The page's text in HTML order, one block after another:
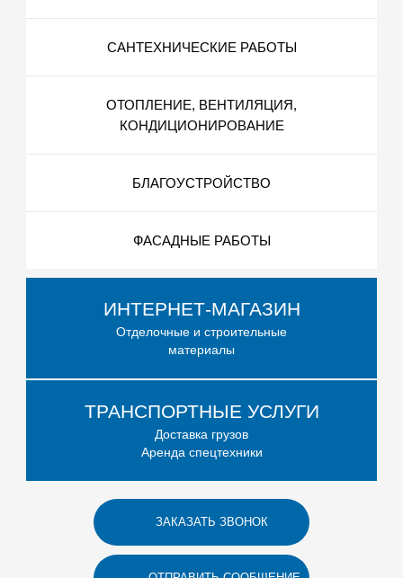
САНТЕХНИЧЕСКИЕ РАБОТЫ
ОТОПЛЕНИЕ, ВЕНТИЛЯЦИЯ,
КОНДИЦИОНИРОВАНИЕ
БЛАГОУСТРОЙСТВО
ФАСАДНЫЕ РАБОТЫ
ИНТЕРНЕТ-МАГАЗИН
Отделочные и строительные
материалы
ТРАНСПОРТНЫЕ УСЛУГИ
Доставка грузов
Аренда спецтехники
ЗАКАЗАТЬ ЗВОНОК